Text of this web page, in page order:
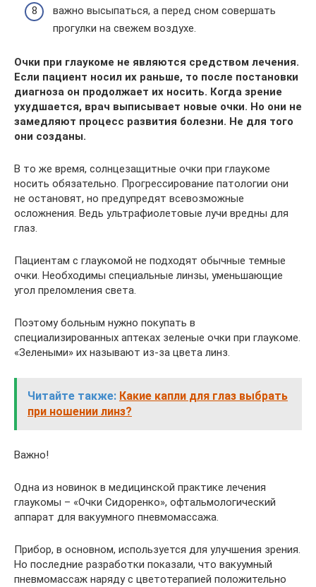
важно высыпаться, а перед сном совершать
прогулки на свежем воздухе.
Очки при глаукоме не являются средством лечения.
Если пациент носил их раньше, то после постановки
диагноза он продолжает их носить. Когда зрение
ухудшается, врач выписывает новые очки. Но они не
замедляют процесс развития болезни. Не для того
они созданы.
В то же время, солнцезащитные очки при глаукоме
носить обязательно. Прогрессирование патологии они
не остановят, но предупредят всевозможные
осложнения. Ведь ультрафиолетовые лучи вредны для
глаз.
Пациентам с глаукомой не подходят обычные темные
очки. Необходимы специальные линзы, уменьшающие
угол преломления света.
Поэтому больным нужно покупать в
специализированных аптеках зеленые очки при глаукоме.
«Зелеными» их называют из-за цвета линз.
Читайте также: Какие капли для глаз выбрать
при ношении линз?
Важно!
Одна из новинок в медицинской практике лечения
глаукомы – «Очки Сидоренко», офтальмологический
аппарат для вакуумного пневмомассажа.
Прибор, в основном, используется для улучшения зрения.
Но последние разработки показали, что вакуумный
пневмомассаж наряду с цветотерапией положительно